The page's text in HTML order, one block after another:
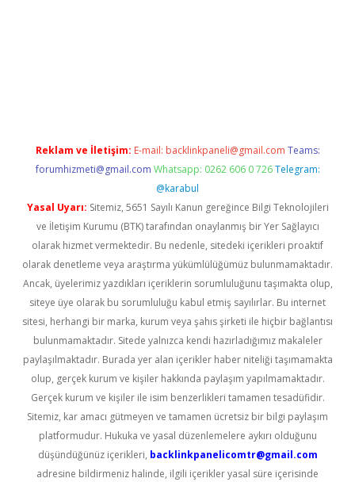
Reklam ve İletişim: E-mail: backlinkpaneli@gmail.com Teams:
forumhizmeti@gmail.com Whatsapp: 0262 606 0 726 Telegram:
@karabul
Yasal Uyarı: Sitemiz, 5651 Sayılı Kanun gereğince Bilgi Teknolojileri
ve İletişim Kurumu (BTK) tarafından onaylanmış bir Yer Sağlayıcı
olarak hizmet vermektedir. Bu nedenle, sitedeki içerikleri proaktif
olarak denetleme veya araştırma yükümlülüğümüz bulunmamaktadır.
Ancak, üyelerimiz yazdıkları içeriklerin sorumluluğunu taşımakta olup,
siteye üye olarak bu sorumluluğu kabul etmiş sayılırlar. Bu internet
sitesi, herhangi bir marka, kurum veya şahıs şirketi ile hiçbir bağlantısı
bulunmamaktadır. Sitede yalnızca kendi hazırladığımız makaleler
paylaşılmaktadır. Burada yer alan içerikler haber niteliği taşımamakta
olup, gerçek kurum ve kişiler hakkında paylaşım yapılmamaktadır.
Gerçek kurum ve kişiler ile isim benzerlikleri tamamen tesadüfidir.
Sitemiz, kar amacı gütmeyen ve tamamen ücretsiz bir bilgi paylaşım
platformudur. Hukuka ve yasal düzenlemelere aykırı olduğunu
düşündüğünüz içerikleri, backlinkpanelicomtr@gmail.com
adresine bildirmeniz halinde, ilgili içerikler yasal süre içerisinde